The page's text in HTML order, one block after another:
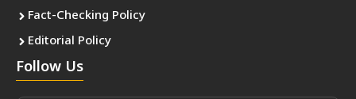
Fact-Checking Policy
Editorial Policy
Follow Us